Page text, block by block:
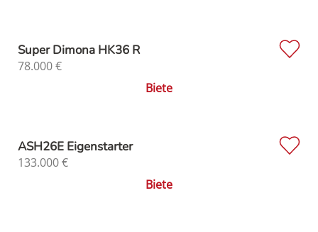
Super Dimona HK36 R
78.000€
Biete
ASH26E Eigenstarter
133.000€
Biete